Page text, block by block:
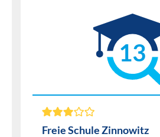
13
Freie Schule Zinnowitz